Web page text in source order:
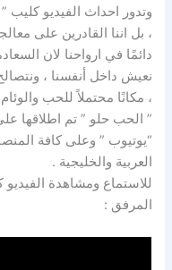
وتدور احداث الفيديو كليب
، بل اننا القادرين على
دائمًا في ارواحنا لان
نعيش داخل أنفسنا ،
، مكانًا محتملاً للحب
” الحب حلو ” تم اطلاقها
“يوتيوب ” وعلى كافة
العربية والخليجية .
للاستماع ومشاهدة
المرفق :